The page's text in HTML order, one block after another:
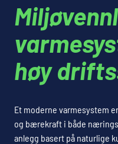
høy
Et moderne varmesystem
og bærekraft i både
anlegg basert på naturlige